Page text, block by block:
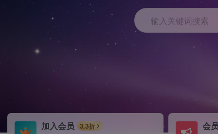
输入关键词搜索
加入会员 3.3折 会